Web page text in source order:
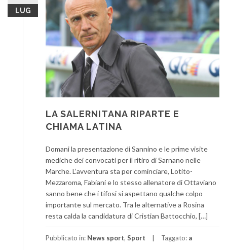
LUG
LA SALERNITANA RIPARTE E
CHIAMA LATINA
Domani la presentazione di Sannino e le prime visite
mediche dei convocati per il ritiro di Sarnano nelle
Marche. L’avventura sta per cominciare, Lotito-
Mezzaroma, Fabiani e lo stesso allenatore di Ottaviano
sanno bene che i tifosi si aspettano qualche colpo
importante sul mercato. Tra le alternative a Rosina
resta calda la candidatura di Cristian Battocchio, […]
Pubblicato in: News sport, Sport Taggato: a